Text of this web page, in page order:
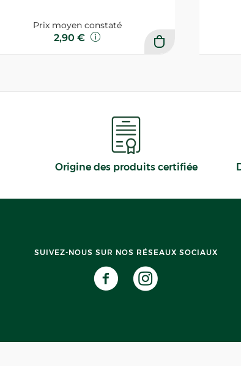
Prix moyen constaté
2,90 €
Origine des produits certifiée
SUIVEZ-NOUS SUR NOS RÉSEAUX SOCIAUX